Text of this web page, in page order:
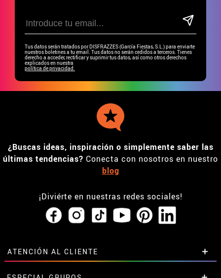
Tus datos serán tratados por DISFRAZZES (García Fiestas, S.L.) para enviarte
nuestros boletines a tu email. Tus datos no serán cedidos a terceros. Tienes
derecho a acceder, rectificar y suprimir tus datos, así como otros derechos
explicados en nuestra
política de privacidad.
¿Buscas ideas, inspiración o simplemente saber las
últimas tendencias? Conecta con nosotros en nuestro
blog
¡Diviérte en nuestras redes sociales!
ATENCIÓN AL CLIENTE
• Horario tienda IBI